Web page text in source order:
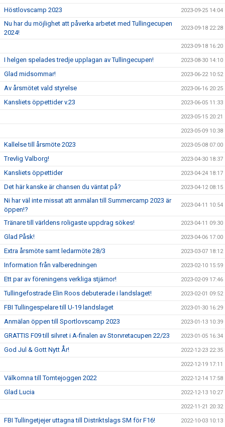
Höstlovscamp 2023 2023-09-25 14:04
Nu har du möjlighet att påverka arbetet med Tullingecupen
2024!
2023-09-18 22:28
2023-09-18 16:20
I helgen spelades tredje upplagan av Tullingecupen! 2023-08-30 14:10
Glad midsommar! 2023-06-22 10:52
Av årsmötet vald styrelse 2023-06-16 20:25
Kansliets öppettider v.23 2023-06-05 11:33
2023-05-15 20:21
2023-05-09 10:38
Kallelse till årsmöte 2023 2023-05-08 07:00
Trevlig Valborg! 2023-04-30 18:37
Kansliets öppettider 2023-04-24 18:17
Det här kanske är chansen du väntat på? 2023-04-12 08:15
Ni har väl inte missat att anmälan till Summercamp 2023 är
öppen!?
2023-04-11 10:54
Tränare till världens roligaste uppdrag sökes! 2023-04-11 09:30
Glad Påsk! 2023-04-06 17:00
Extra årsmöte samt ledarmöte 28/3 2023-03-07 18:12
Information från valberedningen 2023-02-10 15:59
Ett par av föreningens verkliga stjärnor! 2023-02-09 17:46
Tullingefostrade Elin Roos debuterade i landslaget! 2023-02-01 09:52
FBI Tullingespelare till U-19 landslaget 2023-01-30 16:29
Anmälan öppen till Sportlovscamp 2023 2023-01-13 10:39
GRATTIS F09 till silvret i A-finalen av Storvretacupen 22/23 2023-01-05 16:34
God Jul & Gott Nytt År! 2022-12-23 22:35
2022-12-19 17:11
Välkomna till Tomtejoggen 2022 2022-12-14 17:58
Glad Lucia 2022-12-13 10:27
2022-11-21 20:32
FBI Tullingetjejer uttagna till Distriktslags SM för F16! 2022-10-03 10:13